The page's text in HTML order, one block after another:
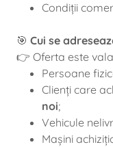
Condiții
🎯 Cui se
👉 Oferta este
Persoane
Clienți care
noi;
Vehicule
Mașini